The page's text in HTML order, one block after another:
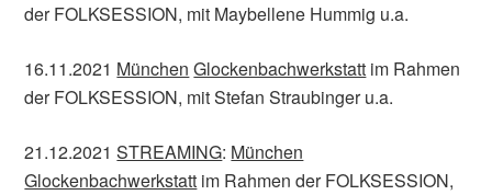
der FOLKSESSION, mit Maybellene Hummig u.a.
16.11.2021 München Glockenbachwerkstatt im Rahmen
der FOLKSESSION, mit Stefan Straubinger u.a.
21.12.2021STREAMING: München
Glockenbachwerkstatt im Rahmen der FOLKSESSION,